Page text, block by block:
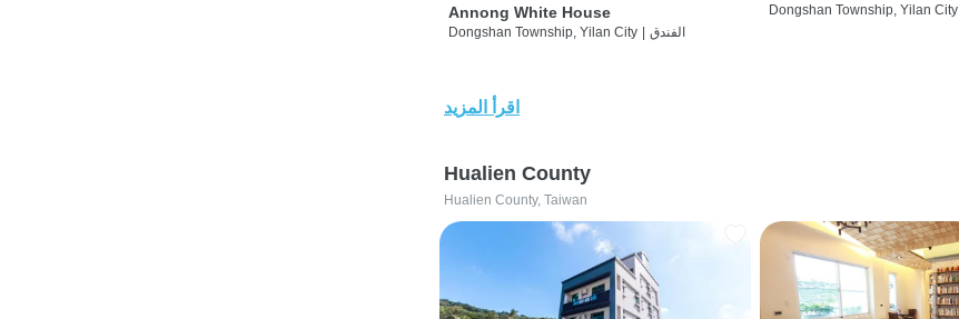
Annong White House
Dongshan Township, Yilan City | الفندق
Dongshan Township, Yilan City
اقرأ المزيد
Hualien County
Hualien County, Taiwan